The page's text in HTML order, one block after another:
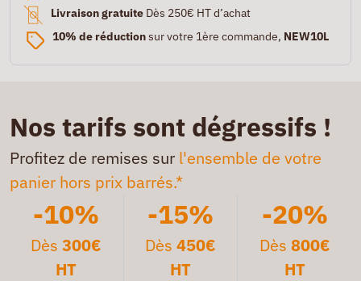
Livraison gratuite Dès 250€ HT d’achat
10% de réductionsur votre 1ère commande, NEW10L
Nos tarifs sont dégressifs !
Profitez de remises sur l'ensemble de votre
panier hors prix barrés.*
-10%
Dès300€
HT
-15%
Dès 450€
HT
-20%
Dès 800€
HT